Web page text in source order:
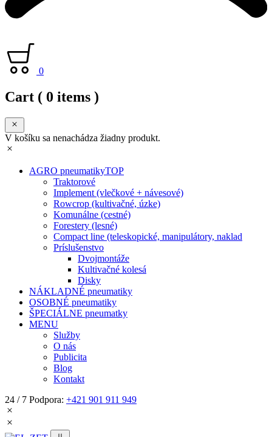
0
Cart ( 0 items )
V košíku sa nenachádza žiadny produkt.
AGRO pneumatikyTOP
Traktorové
Implement (vlečkové + návesové)
Rowcrop (kultivačné, úzke)
Komunálne (cestné)
Forestery (lesné)
Compact line (teleskopické, manipulátory, naklad
Príslušenstvo
Dvojmontáže
Kultivačné kolesá
Disky
NÁKLADNÉ pneumatiky
OSOBNÉ pneumatiky
ŠPECIÁLNE pneumatky
MENU
Služby
O nás
Publicita
Blog
Kontakt
24 / 7 Podpora: +421 901 911 949